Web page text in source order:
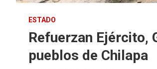
ESTADO
Refuerzan Ejército,
pueblos de Chilapa